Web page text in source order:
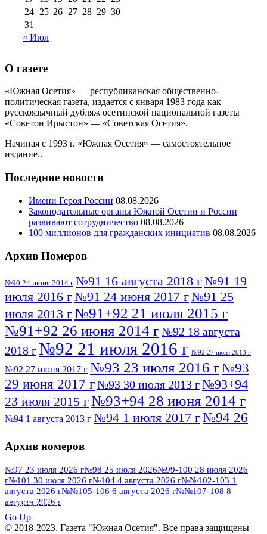
24 25 26 27 28 29 30
31
« Июл
О газете
«Южная Осетия» — республиканская общественно-
политическая газета, издается с января 1983 года как
русскоязычный дубляж осетинской национальной газеты
«Советон Ирыстон» — «Советская Осетия».
Начиная с 1993 г. «Южная Осетия» — самостоятельное
издание..
Последние новости
Имени Героя России 08.08.2026
Законодательные органы Южной Осетии и России
развивают сотрудничество 08.08.2026
100 миллионов для гражданских инициатив 08.08.2026
Архив Номеров
№90 24 июня 2014 г №91 16 августа 2018 г№91 19
июля 2016 г№91 24 июня 2017 г№91 25
июля 2013 г№91+92 21 июля 2015 г
№91+92 26 июня 2014 г№92 18 августа
2018 г№92 21 июля 2016 г №92 27 июля 2013 г
№92 27 июня 2017 г №93 23 июля 2016 г№93
29 июня 2017 г№93 30 июля 2013 г№93+94
23 июля 2015 г№93+94 28 июня 2014 г
№94 1 августа 2013 г №94 1 июля 2017 г№94 26
№95 7 августа 2012 г
№95 28 июля 2016 г №95+96 3 августа
2013 г№96 6 июля 2017 г№96 9 августа
2012 г №96 28 июля 2015 г
№96+97 30 июля 2016 г
Архив номеров
№97 23 июля 2026 г№98 25 июля 2026№99-100 28 июля 2026
г№101 30 июля 2026 г№104 4 августа 2026 г№№102-103 1
августа 2026 г№№105-106 6 августа 2026 г№№107-108 8
августа 2026 г
ПОСМОТРЕТЬ ВСЕ
Go Up
© 2018-2023. Газета "Южная Осетия". Все права защищены